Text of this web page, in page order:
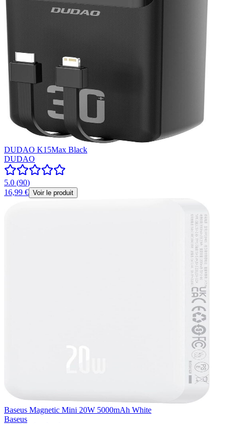
DUDAO K15Max Black
DUDAO
5.0 (90)
16,99 € Voir le produit
Baseus Magnetic Mini 20W 5000mAh White
Baseus